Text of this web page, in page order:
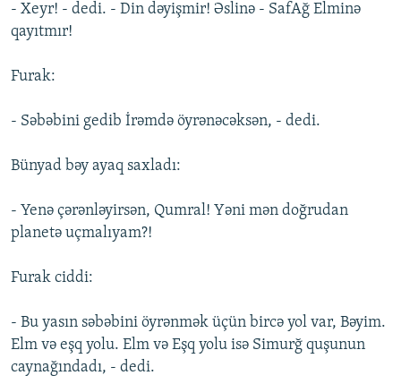
- Xeyr! - dedi. - Din dəyişmir! Əslinə - SafAğ Elminə
qayıtmır!
Furak:
- Səbəbini gedib İrəmdə öyrənəcəksən, - dedi.
Bünyad bəy ayaq saxladı:
- Yenə çərənləyirsən, Qumral! Yəni mən doğrudan
planetə uçmalıyam?!
Furak ciddi:
- Bu yasın səbəbini öyrənmək üçün bircə yol var, Bəyim.
Elm və eşq yolu. Elm və Eşq yolu isə Simurğ quşunun
caynağındadı, - dedi.